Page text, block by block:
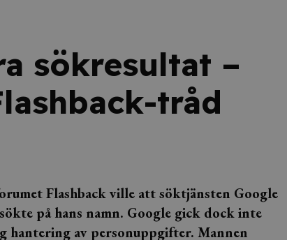
sökresultat –
tråd
Flashback ville att söktjänsten Google
på hans namn. Google gick dock inte
hantering av personuppgifter. Mannen